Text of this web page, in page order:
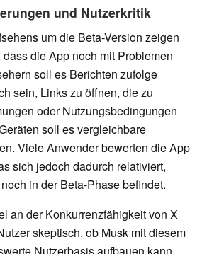
und Nutzerkritik
um die Beta-Version zeigen
die App noch mit Problemen
soll es Berichten zufolge
sein, Links zu öffnen, die zu
oder Nutzungsbedingungen
soll es vergleichbare
Viele Anwender bewerten die App
sich jedoch dadurch relativiert,
in der Beta-Phase befindet.
an der Konkurrenzfähigkeit von X
skeptisch, ob Musk mit diesem